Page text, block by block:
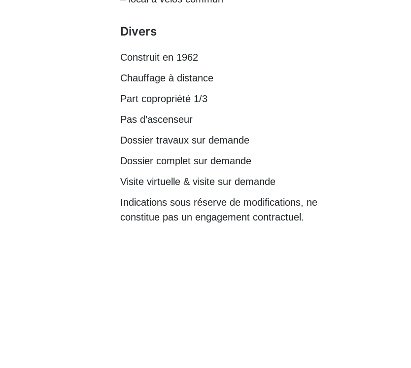
Divers
Construit en 1962
Chauffage à distance
Part copropriété 1/3
Pas d’ascenseur
Dossier travaux sur demande
Dossier complet sur demande
Visite virtuelle & visite sur demande
Indications sous réserve de modifications, ne
constitue pas un engagement contractuel.